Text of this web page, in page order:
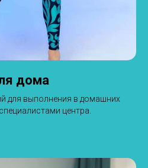
дома
для выполнения в домашних
центра.